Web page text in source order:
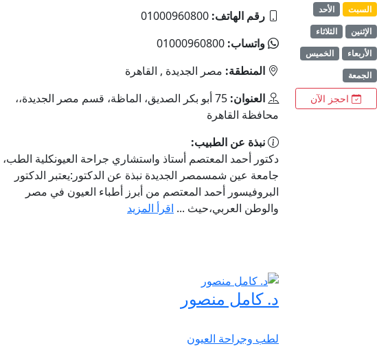
السبت
الأحد
الإثنين
الثلاثاء
الأربعاء
الخميس
الجمعة
احجز الآن
رقم الهاتف: 01000960800
واتساب: 01000960800
المنطقة: مصر الجديدة , القاهرة
العنوان:
75 أبو بكر الصديق، الماظة، قسم مصر الجديدة،،
محافظة القاهرة‬
نبذة عن الطبيب:
دكتور أحمد المعتصم أستاذ واستشاري جراحة العيونكلية الطب،
جامعة عين شمسمصر الجديدة نبذة عن الدكتور:يعتبر الدكتور
البروفيسور أحمد المعتصم من أبرز أطباء العيون في مصر
والوطن العربي،حيث ... اقرأ المزيد
د. كامل منصور
لطب وجراحة العيون